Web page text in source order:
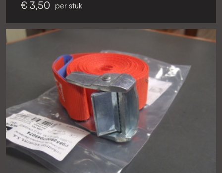
€ 3,50 per stuk